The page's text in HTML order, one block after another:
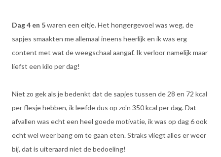
Dag 4 en 5waren een eitje. Het hongergevoel was weg, de
sapjes smaakten me allemaal ineens heerlijk en ik was erg
content met wat de weegschaal aangaf. Ik verloor namelijk maar
liefst een kilo per dag!
Niet zo gek als je bedenkt dat de sapjes tussen de 28 en 72 kcal
per flesje hebben, ik leefde dus op zo'n 350 kcal per dag. Dat
afvallen was echt een heel goede motivatie, ik was op dag 6 ook
echt wel weer bang om te gaan eten. Straks vliegt alles er weer
bij, dat is uiteraard niet de bedoeling!